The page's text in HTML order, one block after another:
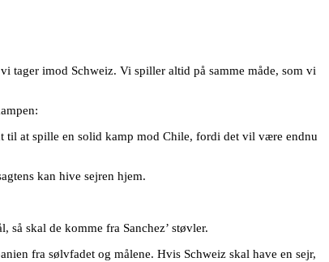
imod Schweiz. Vi spiller altid på samme måde, som vi
til at spille en solid kamp mod Chile, fordi det vil være endnu
kan hive sejren hjem.
så skal de komme fra Sanchez’ støvler.
fra sølvfadet og målene. Hvis Schweiz skal have en sejr,